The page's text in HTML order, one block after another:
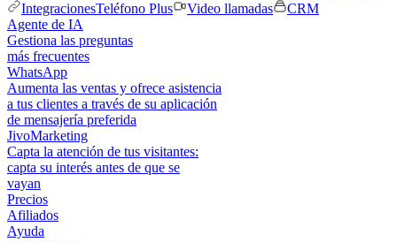
IntegracionesTeléfono Plus Video llamadas
CRM
Agente de IA
Gestiona las preguntas
más frecuentes
WhatsApp
Aumenta las ventas y ofrece asistencia
a tus clientes a través de su aplicación
de mensajería preferida
JivoMarketing
Capta la atención de tus visitantes:
capta su interés antes de que se
vayan
Precios
Afiliados
Ayuda